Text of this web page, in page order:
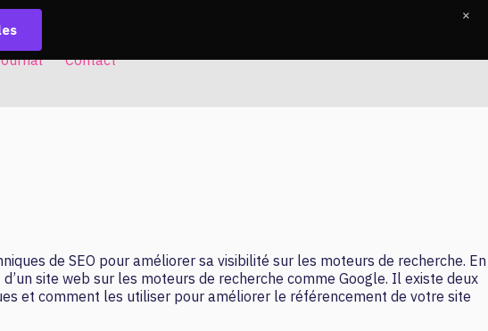
Contact
de SEO pour améliorer sa visibilité sur les moteurs de recherche. En
site web sur les moteurs de recherche comme Google. Il existe deux
et comment les utiliser pour améliorer le référencement de votre site
×